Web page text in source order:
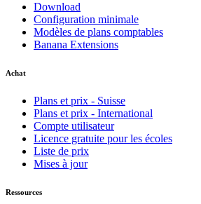
Download
Configuration minimale
Modèles de plans comptables
Banana Extensions
Achat
Plans et prix - Suisse
Plans et prix - International
Compte utilisateur
Licence gratuite pour les écoles
Liste de prix
Mises à jour
Ressources